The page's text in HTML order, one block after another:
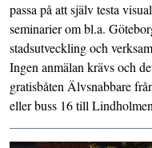
passa på att själv testa
seminarier om bl.a.
stadsutveckling och
Ingen anmälan krävs och
gratisbåten Älvsnabbare
eller buss 16 till